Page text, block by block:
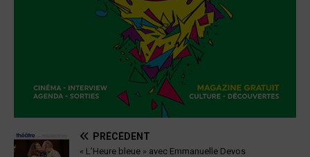
PRÉCÉDENT
« L’Heure bleue » avec Emmanuelle Devos